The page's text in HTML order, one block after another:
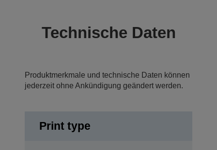
Technische Daten
Produktmerkmale und technische Daten können
jederzeit ohne Ankündigung geändert werden.
Print type